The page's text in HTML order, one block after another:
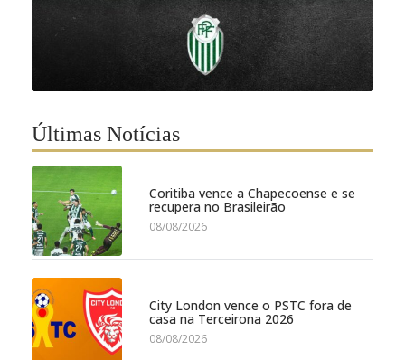
Últimas Notícias
Coritiba vence a Chapecoense e se
recupera no Brasileirão
08/08/2026
City London vence o PSTC fora de
casa na Terceirona 2026
08/08/2026